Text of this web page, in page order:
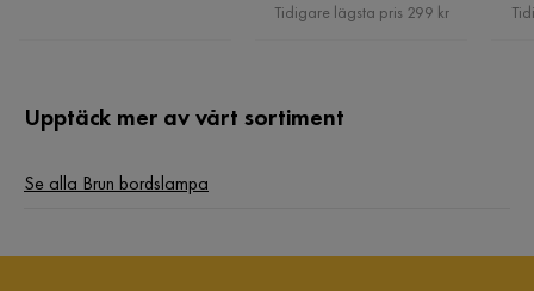
Pris
Tidigare lägsta pris 299 kr
Upptäck mer av vårt sortiment
Se alla Brun bordslampa